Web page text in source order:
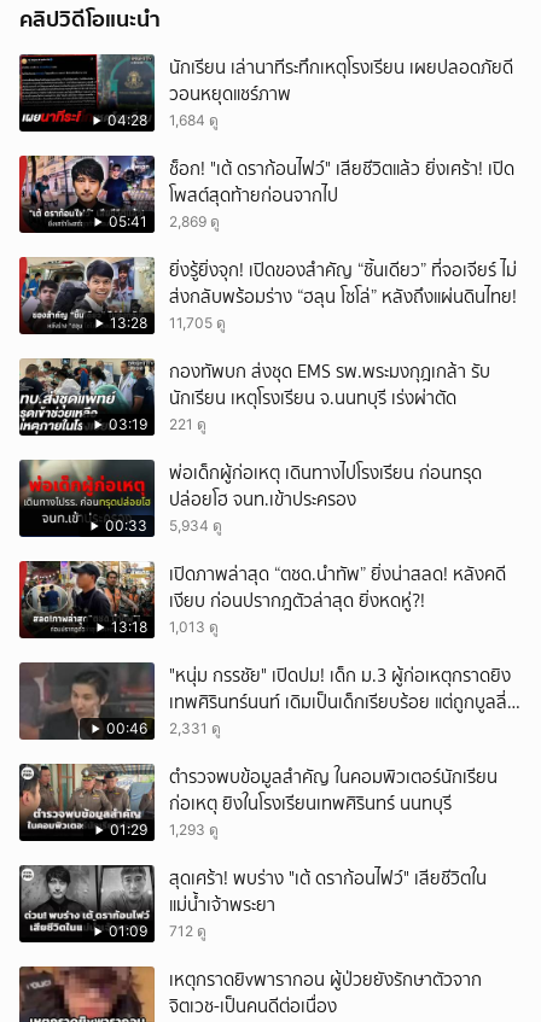
คลิปวิดีโอแนะนำ
04:28
นักเรียน เล่านาทีระทึกเหตุโรงเรียน เผยปลอดภัยดี
วอนหยุดแชร์ภาพ
1,684 ดู
05:41
ช็อก! "เต้ ดราก้อนไฟว์" เสียชีวิตแล้ว ยิ่งเศร้า! เปิด
โพสต์สุดท้ายก่อนจากไป
2,869 ดู
13:28
ยิ่งรู้ยิ่งจุก! เปิดของสำคัญ “ชิ้นเดียว” ที่จอเจียร์ ไม่
ส่งกลับพร้อมร่าง “ฮลุน โซโล่” หลังถึงแผ่นดินไทย!
11,705 ดู
03:19
กองทัพบก ส่งชุด EMS รพ.พระมงกุฎเกล้า รับ
นักเรียน เหตุโรงเรียน จ.นนทบุรี เร่งผ่าตัด
221 ดู
00:33
พ่อเด็กผู้ก่อเหตุ เดินทางไปโรงเรียน ก่อนทรุด
ปล่อยโฮ จนท.เข้าประครอง
5,934 ดู
13:18
เปิดภาพล่าสุด “ตชด.นำทัพ” ยิ่งน่าสลด! หลังคดี
เงียบ ก่อนปรากฎตัวล่าสุด ยิ่งหดหู่?!
1,013 ดู
00:46
"หนุ่ม กรรชัย" เปิดปม! เด็ก ม.3 ผู้ก่อเหตุกราดยิง
เทพศิรินทร์นนท์ เดิมเป็นเด็กเรียบร้อย แต่ถูกบูลลี่
หนัก คาดแรงกดดันสะสมกลายเป็นแรงแค้น จนก่อ
2,331 ดู
01:29
ตำรวจพบข้อมูลสำคัญ ในคอมพิวเตอร์นักเรียน
ก่อเหตุ ยิงในโรงเรียนเทพศิรินทร์ นนทบุรี
1,293 ดู
01:09
สุดเศร้า! พบร่าง "เต้ ดราก้อนไฟว์" เสียชีวิตใน
แม่น้ำเจ้าพระยา
712 ดู
เหตุกราดยิvพารากอน ผู้ป่วยยังรักษาตัวจาก
จิตเวช-เป็นคนดีต่อเนื่อง